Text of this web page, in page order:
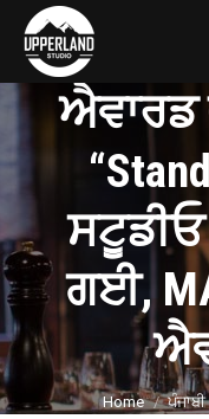
ਐਵਾਰਡ
ਗਈ,
You are here:
Home ਪੰਜਾਬੀ